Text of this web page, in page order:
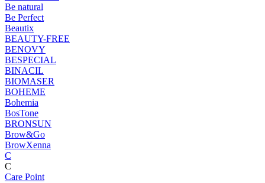
Be natural
Be Perfect
Beautix
BEAUTY-FREE
BENOVY
BESPECIAL
BINACIL
BIOMASER
BOHEME
Bohemia
BosTone
BRONSUN
Brow&Go
BrowXenna
C
C
Care Point